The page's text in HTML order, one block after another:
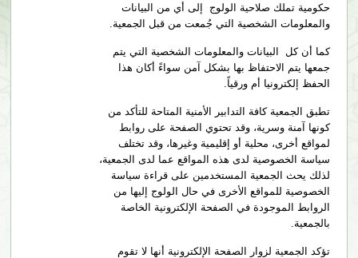
حكومية تملك صلاحية الولوج إلى أي من البيانات
والمعلومات الشخصية التي جُمعت من قبل الجمعية.
كما أن كل البيانات والمعلومات الشخصية التي يتم
جمعها يتم الاحتفاظ بها بشكل آمن سواءً أكان هذا
الحفظ إلكترونيا أم ورقياً.
تطبق الجمعية كافة التدابير الأمنية المتاحة للتأكد من
كونها آمنة وسرية، وقد تحتوي الصفحة على روابط
لمواقع أخرى، محلية أو إقليمية وغيرها، وقد تختلف
سياسة الخصوصية لدى هذه المواقع عما لدى الجمعية،
لذلك يحث الجمعية المستخدمين على قراءة سياسة
الخصوصية للمواقع الأخرى في حال الولوج إليها من
الروابط الموجودة في الصفحة الإلكترونية الخاصة
بالجمعية.
تؤكد الجمعية لزوار الصفحة الإلكترونية أنها لا تقوم